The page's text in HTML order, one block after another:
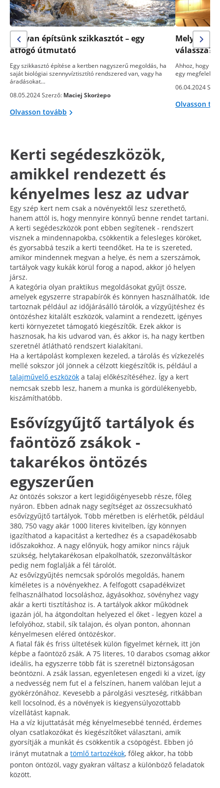
Hogyan építsünk szikkasztót – egy
átfogó útmutató
Egy szikkasztó építése a kertben nagyszerű megoldás, ha
saját biológiai szennyvíztisztító rendszered van, vagy ha
áradásokat…
08.05.2024 Szerző: Maciej Skorżepo
Olvasson tovább
Melyik
válassza?
Ahhoz, hogy
egy megfelelő
06.04.2024
Olvasson
Kerti segédeszközök,
amikkel rendezett és
kényelmes lesz az udvar
Egy szép kert nem csak a növényektől lesz szerethető,
hanem attól is, hogy mennyire könnyű benne rendet tartani.
A kerti segédeszközök pont ebben segítenek - rendszert
visznek a mindennapokba, csökkentik a felesleges köröket,
és gyorsabbá teszik a kerti teendőket. Ha te is szereted,
amikor mindennek megvan a helye, és nem a szerszámok,
tartályok vagy kukák körül forog a napod, akkor jó helyen
jársz.
A kategória olyan praktikus megoldásokat gyűjt össze,
amelyek egyszerre strapabírók és könnyen használhatók. Ide
tartoznak például az időjárásálló tárolók, a vízgyűjtéshez és
öntözéshez kitalált eszközök, valamint a rendezett, igényes
kerti környezetet támogató kiegészítők. Ezek akkor is
hasznosak, ha kis udvarod van, és akkor is, ha nagy kertben
szeretnél átlátható rendszert kialakítani.
Ha a kertápolást komplexen kezeled, a tárolás és vízkezelés
mellé sokszor jól jönnek a célzott kiegészítők is, például a
talajművelő eszközök a talaj előkészítéséhez. Így a kert
nemcsak szebb lesz, hanem a munka is gördülékenyebb,
kiszámíthatóbb.
Esővízgyűjtő tartályok és
faöntöző zsákok -
takarékos öntözés
egyszerűen
Az öntözés sokszor a kert legidőigényesebb része, főleg
nyáron. Ebben adnak nagy segítséget az összecsukható
esővízgyűjtő tartályok. Több méretben is elérhetők, például
380, 750 vagy akár 1000 literes kivitelben, így könnyen
igazíthatod a kapacitást a kertedhez és a csapadékosabb
időszakokhoz. A nagy előnyük, hogy amikor nincs rájuk
szükség, helytakarékosan elpakolhatók, szezonváltáskor
pedig nem foglalják a fél tárolót.
Az esővízgyűjtés nemcsak spórolós megoldás, hanem
kíméletes is a növényekhez. A felfogott csapadékvizet
felhasználhatod locsoláshoz, ágyásokhoz, sövényhez vagy
akár a kerti tisztításhoz is. A tartályok akkor működnek
igazán jól, ha átgondoltan helyezed el őket - legyen közel a
lefolyóhoz, stabil, sík talajon, és olyan ponton, ahonnan
kényelmesen eléred öntözéskor.
A fiatal fák és friss ültetések külön figyelmet kérnek, itt jön
képbe a faöntöző zsák. A 75 literes, 10 darabos csomag akkor
ideális, ha egyszerre több fát is szeretnél biztonságosan
beöntözni. A zsák lassan, egyenletesen engedi ki a vizet, így
a nedvesség nem fut el a felszínen, hanem valóban lejut a
gyökérzónához. Kevesebb a párolgási veszteség, ritkábban
kell locsolnod, és a növények is kiegyensúlyozottabb
vízellátást kapnak.
Ha a víz kijuttatását még kényelmesebbé tennéd, érdemes
olyan csatlakozókat és kiegészítőket választani, amik
gyorsítják a munkát és csökkentik a csöpögést. Ebben jó
irányt mutatnak a tömlő tartozékok, főleg akkor, ha több
ponton öntözöl, vagy gyakran váltasz a különböző feladatok
között.